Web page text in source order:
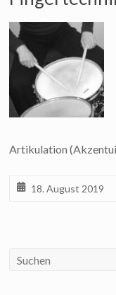
Artikulation
18. August 2019